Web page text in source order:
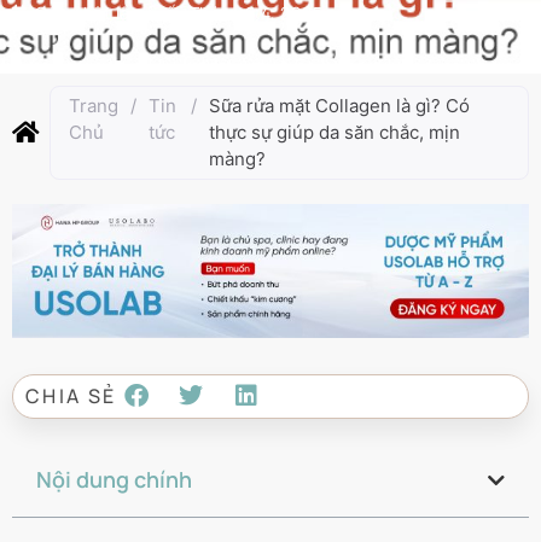
Cập nhật lần cuối:Tháng 6 4, 2025
Trang
Chủ
/ Tin
tức
/ Sữa rửa mặt Collagen là gì? Có
thực sự giúp da săn chắc, mịn
màng?
CHIA SẺ
Nội dung chính